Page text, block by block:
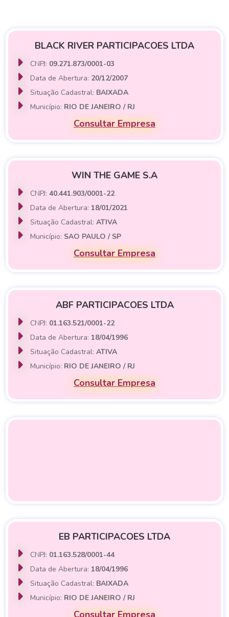
BLACK RIVER PARTICIPACOES LTDA
CNPJ: 09.271.873/0001-03
Data de Abertura: 20/12/2007
Situação Cadastral: BAIXADA
Município: RIO DE JANEIRO / RJ
Consultar Empresa
WIN THE GAME S.A
CNPJ:40.441.903/0001-22
Data de Abertura: 18/01/2021
Situação Cadastral:ATIVA
Município: SAO PAULO / SP
Consultar Empresa
ABF PARTICIPACOES LTDA
CNPJ: 01.163.521/0001-22
Data de Abertura: 18/04/1996
Situação Cadastral:ATIVA
Município: RIO DE JANEIRO / RJ
Consultar Empresa
EB PARTICIPACOES LTDA
CNPJ: 01.163.528/0001-44
Data de Abertura: 18/04/1996
Situação Cadastral: BAIXADA
Município: RIO DE JANEIRO / RJ
Consultar Empresa